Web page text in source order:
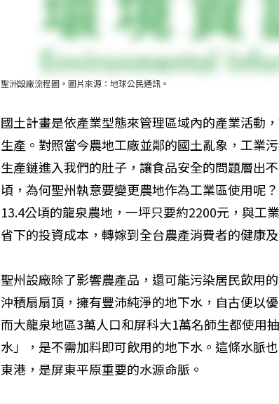
聖洲設廠流程圖。圖片來源：地球公民通訊。
國土計畫是依產業型態來管理區域內的產業活動
生產。對照當今農地工廠並鄰的國土亂象，工業
生產鏈進入我們的肚子，讓食品安全的問題層出
頃，為何聖州執意要變更農地作為工業區使用呢
13.4公頃的龍泉農地，一坪只要約2200元，與工
省下的投資成本，轉嫁到全台農產消費者的健康
聖州設廠除了影響農產品，還可能污染居民飲用
沖積扇扇頂，擁有豐沛純淨的地下水，自古便以
而大龍泉地區3萬人口和屏科大1萬名師生都使用
水」，是不需加料即可飲用的地下水。這條水脈
東港，是屏東平原重要的水源命脈。